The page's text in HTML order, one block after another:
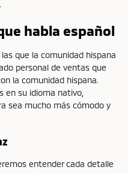
habla español
que la comunidad hispana
personal de ventas que
la comunidad hispana.
en su idioma nativo,
sea mucho más cómodo y
entender cada detalle